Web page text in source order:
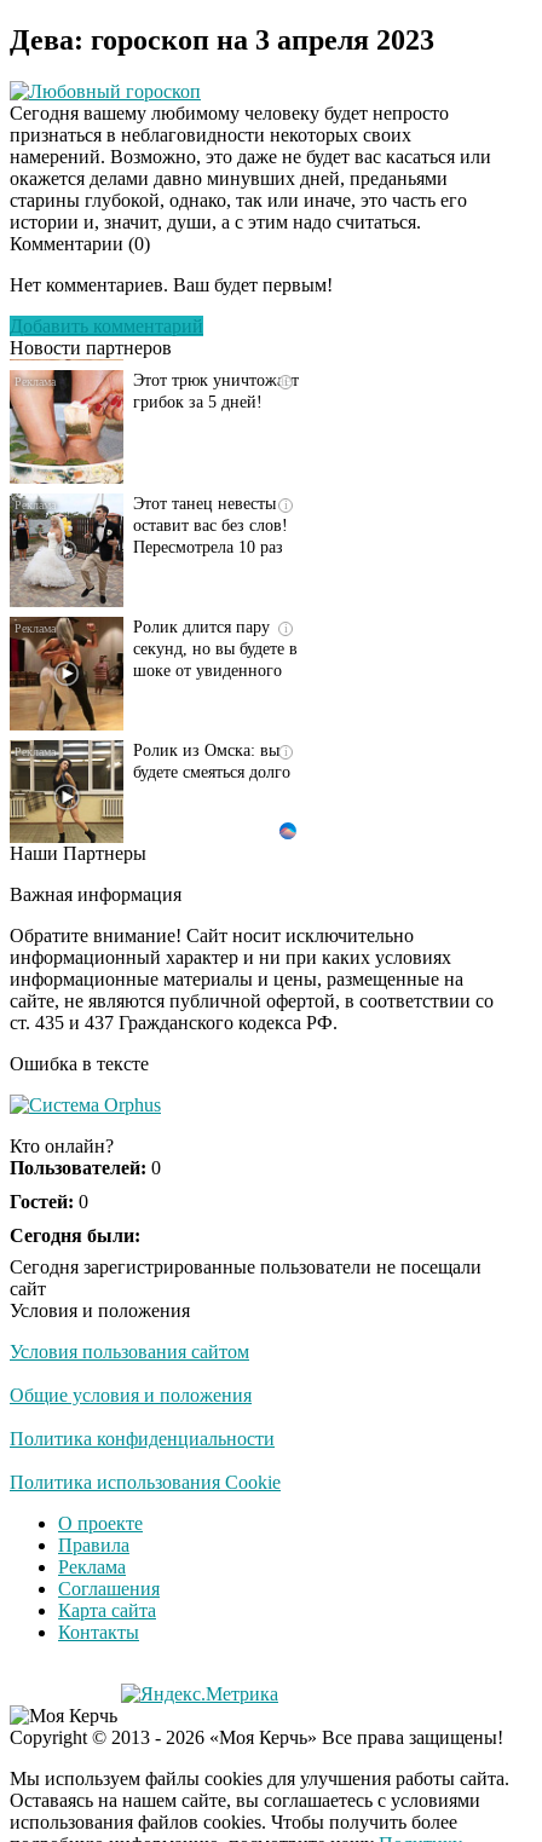
Дева: гороскоп на 3 апреля 2023
Любовный гороскоп
Сегодня вашему любимому человеку будет непросто
признаться в неблаговидности некоторых своих
намерений. Возможно, это даже не будет вас касаться или
окажется делами давно минувших дней, преданьями
старины глубокой, однако, так или иначе, это часть его
истории и, значит, души, а с этим надо считаться.
Комментарии (0)
Нет комментариев. Ваш будет первым!
Добавить комментарий
Новости партнеров
Даже самый
исчезнет с корнем,
грибок за 5 дней!
оставит вас без слов!
Пересмотрела 10 раз
секунд, но вы будете в
шоке от увиденного
будете смеяться долго
Ржу не переставая, это
не раз
i
Скрытая камера на
пляже Крыма: Что
люди вытворяют, когда
Ролик длится
долго
Королева вагона
оставит равнодушным
Экс-бойфренд дочери
из-за макарон
Наши Партнеры
Важная информация
Обратите внимание! Сайт носит исключительно
информационный характер и ни при каких условиях
информационные материалы и цены, размещенные на
сайте, не являются публичной офертой, в соответствии со
ст. 435 и 437 Гражданского кодекса РФ.
Ошибка в тексте
Кто онлайн?
Пользователей: 0
Гостей: 0
Сегодня были:
Сегодня зарегистрированные пользователи не посещали
сайт
Условия и положения
Условия пользования сайтом
Общие условия и положения
Политика конфиденциальности
Политика использования Cookie
О проекте
Правила
Реклама
Соглашения
Карта сайта
Контакты
Copyright © 2013 - 2026 «Моя Керчь» Все права защищены!
Мы используем файлы cookies для улучшения работы сайта.
Оставаясь на нашем сайте, вы соглашаетесь с условиями
использования файлов cookies. Чтобы получить более